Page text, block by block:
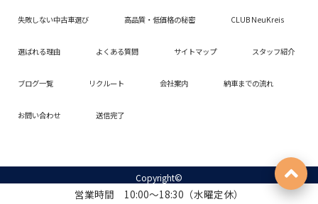
営業時間 10:00～18:30（水曜定休）
失敗しない中古車選び 高品質・低価格の秘密 CLUB NeuKreis
選ばれる理由 よくある質問 サイトマップ スタッフ紹介
ブログ一覧 リクルート 会社案内 納車までの流れ
お問い合わせ 送信完了
Copyright©
横浜市、川崎市、東京都世田谷区で高品質な中古輸入SUVをお探しならNeuKreis：